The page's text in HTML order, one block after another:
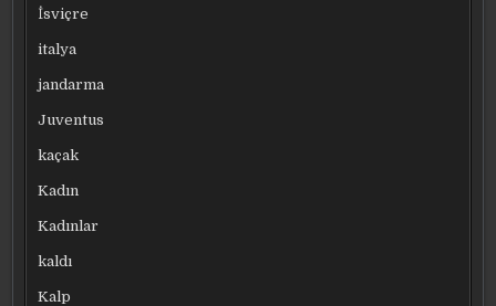
İsviçre
italya
jandarma
Juventus
kaçak
Kadın
Kadınlar
kaldı
Kalp